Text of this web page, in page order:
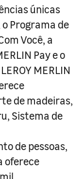
únicas
Programa de
Você, a
Pay e o
MERLIN
de madeiras,
Sistema de
de pessoas,
oferece